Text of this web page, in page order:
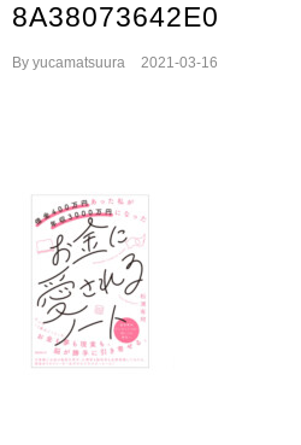
8A38073642E0
By yucamatsuura 2021-03-16